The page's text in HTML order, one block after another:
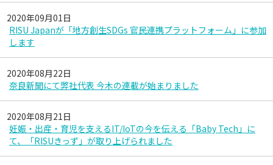
2020年09月01日
RISU Japanが「地方創生SDGs 官民連携プラットフォーム」に参加
します
2020年08月22日
奈良新聞にて弊社代表 今木の連載が始まりました
2020年08月21日
妊娠・出産・育児を支えるIT/IoTの今を伝える「Baby Tech」に
て、「RISUきっず」が取り上げられました